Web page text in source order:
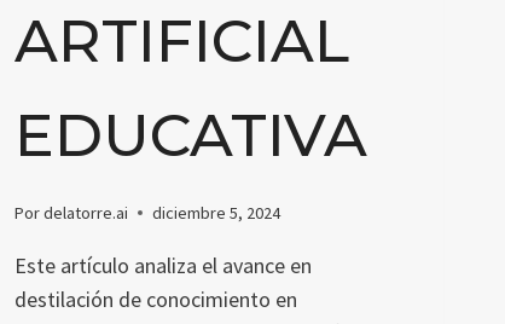
ARTIFICIAL
EDUCATIVA
Pordelatorre.ai diciembre 5, 2024
Este artículo analiza el avance en
destilación de conocimiento en